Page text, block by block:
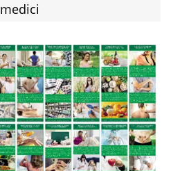
medici